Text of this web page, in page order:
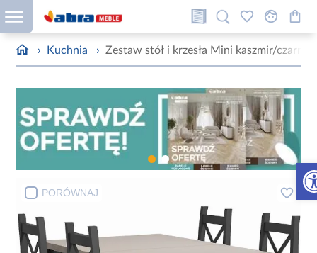
› Kuchnia › Zestaw stół i krzesła Mini kaszmir/czarny
PORÓWNAJ